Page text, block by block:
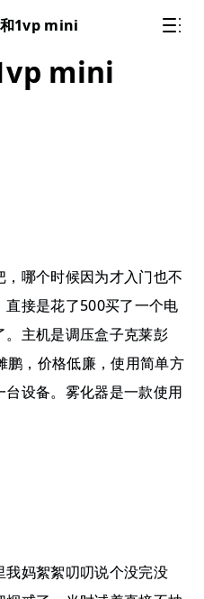
1vp mini
mini
哪个时候因为才入门也不
接是花了500买了一个电
主机是调压盒子克莱彭
，价格低廉，使用简单方
设备。雾化器是一款使用
妈絮絮叨叨说个没完没